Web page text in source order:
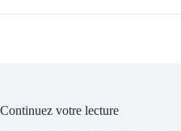
Continuez votre lecture